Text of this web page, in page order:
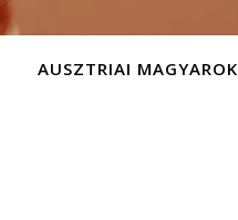
AUSZTRIAI MAGYAROK